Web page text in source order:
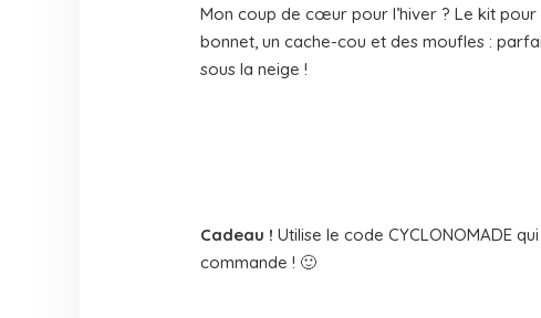
Mon coup de cœur pour l’hiver ? Le kit
bonnet, un cache-cou et des moufles :
sous la neige !
Cadeau !Utilise le code CYCLONOMADE
commande ! 🙂